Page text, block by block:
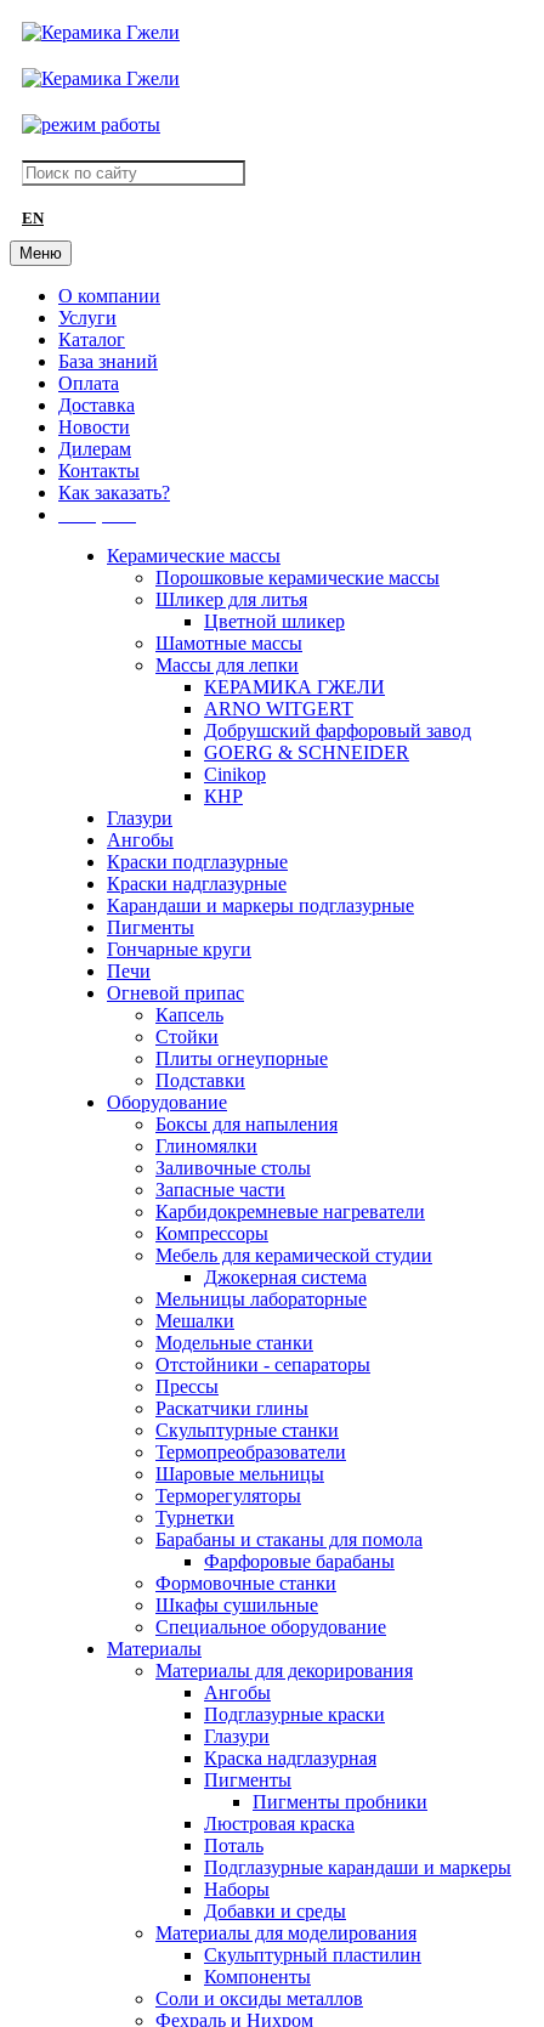
EN
Меню
О компании
Услуги
Каталог
База знаний
Оплата
Доставка
Новости
Дилерам
Контакты
Как заказать?
Керамические массы
Порошковые керамические массы
Шликер для литья
Цветной шликер
Шамотные массы
Массы для лепки
КЕРАМИКА ГЖЕЛИ
ARNO WITGERT
Добрушский фарфоровый завод
GOERG & SCHNEIDER
Cinikop
КНР
Глазури
Ангобы
Краски подглазурные
Краски надглазурные
Карандаши и маркеры подглазурные
Пигменты
Гончарные круги
Печи
Огневой припас
Капсель
Стойки
Плиты огнеупорные
Подставки
Оборудование
Боксы для напыления
Глиномялки
Заливочные столы
Запасные части
Карбидокремневые нагреватели
Компрессоры
Мебель для керамической студии
Джокерная система
Мельницы лабораторные
Мешалки
Модельные станки
Отстойники - сепараторы
Прессы
Раскатчики глины
Скульптурные станки
Термопреобразователи
Шаровые мельницы
Терморегуляторы
Турнетки
Барабаны и стаканы для помола
Фарфоровые барабаны
Формовочные станки
Шкафы сушильные
Специальное оборудование
Материалы
Материалы для декорирования
Ангобы
Подглазурные краски
Глазури
Краска надглазурная
Пигменты
Пигменты пробники
Люстровая краска
Поталь
Подглазурные карандаши и маркеры
Наборы
Добавки и среды
Материалы для моделирования
Скульптурный пластилин
Компоненты
Соли и оксиды металлов
Фехраль и Нихром